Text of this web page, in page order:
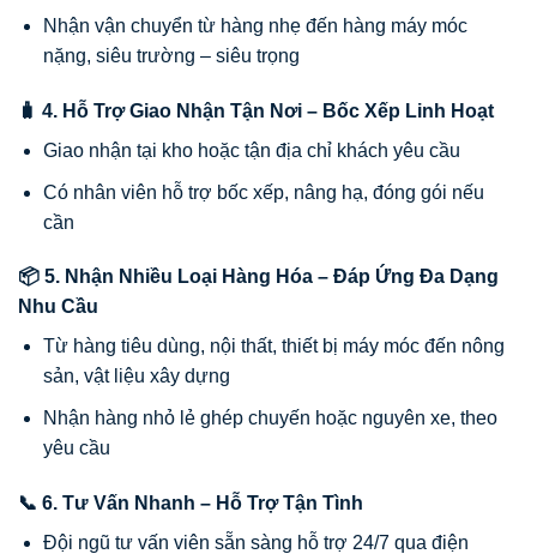
Nhận vận chuyển từ hàng nhẹ đến hàng máy móc
nặng, siêu trường – siêu trọng
🧳 4. Hỗ Trợ Giao Nhận Tận Nơi – Bốc Xếp Linh Hoạt
Giao nhận tại kho hoặc tận địa chỉ khách yêu cầu
Có nhân viên hỗ trợ bốc xếp, nâng hạ, đóng gói nếu
cần
📦 5. Nhận Nhiều Loại Hàng Hóa – Đáp Ứng Đa Dạng
Nhu Cầu
Từ hàng tiêu dùng, nội thất, thiết bị máy móc đến nông
sản, vật liệu xây dựng
Nhận hàng nhỏ lẻ ghép chuyến hoặc nguyên xe, theo
yêu cầu
📞 6. Tư Vấn Nhanh – Hỗ Trợ Tận Tình
Đội ngũ tư vấn viên sẵn sàng hỗ trợ 24/7 qua điện